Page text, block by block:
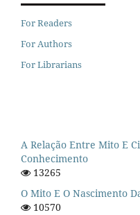
For Readers
For Authors
For Librarians
A Relação Entre Mito E
Conhecimento
13265
O Mito E O Nascimento
10570